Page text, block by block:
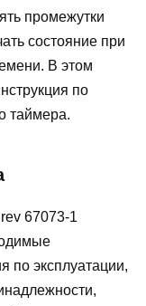
промежутки
состояние при
В этом
по
таймера.
67073-1
по эксплуатации,